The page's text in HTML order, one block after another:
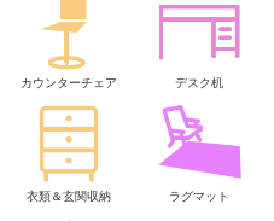
カウンターチェア デスク机
衣類＆玄関収納 ラグマット